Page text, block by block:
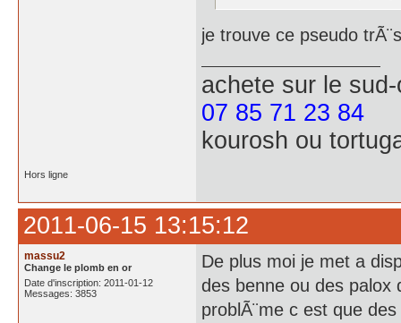
je trouve ce pseudo
achete sur le
07 85 71 23 84
kourosh ou
Hors ligne
2011-06-15 13:15:12
massu2
Change le plomb en or
Date d'inscription: 2011-01-12
Messages: 3853
De plus moi je met a
des benne ou des palox
problÃ¨me c est que